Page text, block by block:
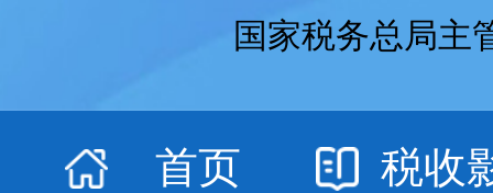
国家税务总局主
首页 税收